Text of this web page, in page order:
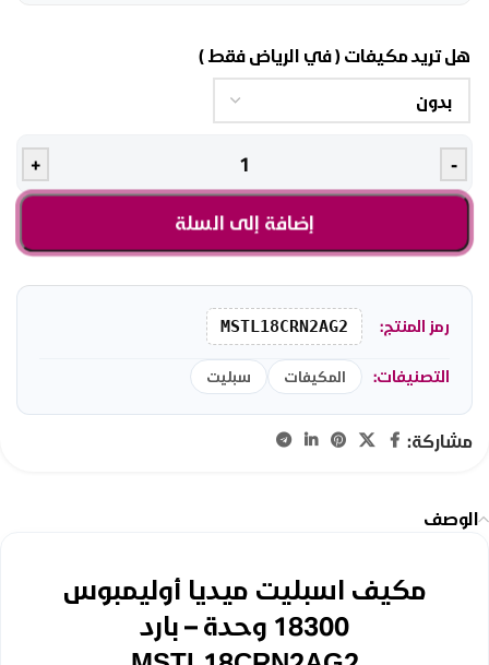
هل تريد مكيفات ( في الرياض فقط )
-
+
إضافة إلى السلة
رمز المنتج: MSTL18CRN2AG2
التصنيفات: المكيفات سبليت
مشاركة:
الوصف
مكيف اسبليت ميديا ​​أوليمبوس
18300 وحدة – بارد